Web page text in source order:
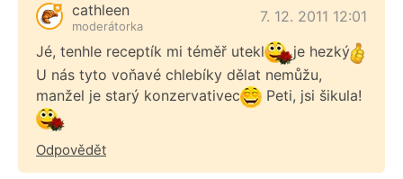
cathleen
moderátorka
7. 12. 2011 12:01
Jé, tenhle receptík mi téměř utekl
je hezký
U nás tyto voňavé chlebíky dělat nemůžu,
manžel je starý konzervativec
Peti, jsi šikula!
Odpovědět